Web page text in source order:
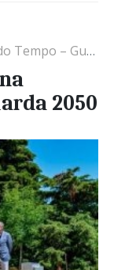
– Guarda 2050
2050